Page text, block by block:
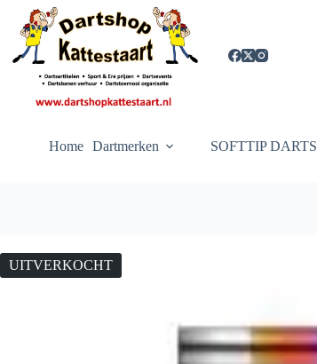
inhoud
Home Dartmerken SOFTTIP DARTS
UITVERKOCHT